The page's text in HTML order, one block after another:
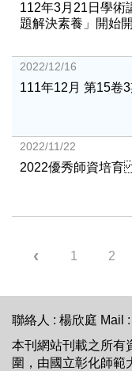
112年3月21日學
題解決素養」開始
2022/12/16
111年12月 第15卷
2022/11/22
2022優秀師資培
‹ 1 2
聯絡人 : 楊欣庭 Mail :
本刊網站刊載之所有
圍，由國立彰化師範